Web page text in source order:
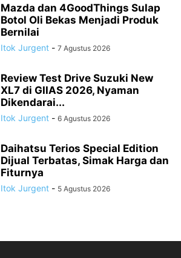
Mazda dan 4GoodThings Sulap
Botol Oli Bekas Menjadi Produk
Bernilai
Itok Jurgent - 7 Agustus 2026
Review Test Drive Suzuki New
XL7 di GIIAS 2026, Nyaman
Dikendarai...
Itok Jurgent - 6 Agustus 2026
Daihatsu Terios Special Edition
Dijual Terbatas, Simak Harga dan
Fiturnya
Itok Jurgent - 5 Agustus 2026